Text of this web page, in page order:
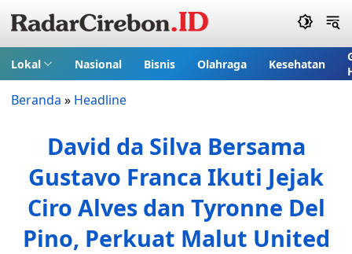
Lokal Nasional Bisnis Olahraga Kesehatan
Beranda » Headline
David da Silva Bersama
Gustavo Franca Ikuti Jejak
Ciro Alves dan Tyronne Del
Pino, Perkuat Malut United